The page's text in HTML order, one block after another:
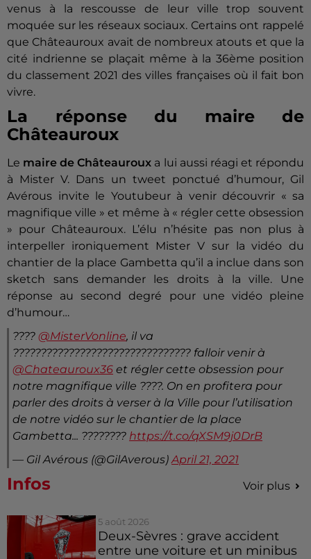
venus à la rescousse de leur ville trop souvent
moquée sur les réseaux sociaux. Certains ont rappelé
que Châteauroux avait de nombreux atouts et que la
cité indrienne se plaçait même à la 36ème position
du classement 2021 des villes françaises où il fait bon
vivre.
La réponse du maire de
Châteauroux
Le maire de Châteauroux a lui aussi réagi et répondu
à Mister V. Dans un tweet ponctué d’humour, Gil
Avérous invite le Youtubeur à venir découvrir « sa
magnifique ville » et même à « régler cette obsession
» pour Châteauroux. L’élu n’hésite pas non plus à
interpeller ironiquement Mister V sur la vidéo du
chantier de la place Gambetta qu’il a inclue dans son
sketch sans demander les droits à la ville. Une
réponse au second degré pour une vidéo pleine
d’humour…
???? @MisterVonline, il va
???????????????????????????????? falloir venir à
@Chateauroux36 et régler cette obsession pour
notre magnifique ville ????. On en profitera pour
parler des droits à verser à la Ville pour l’utilisation
de notre vidéo sur le chantier de la place
Gambetta... ???????? https://t.co/qXSM9j0DrB
— Gil Avérous (@GilAverous)April 21, 2021
Infos Voir plus
5 août 2026
Deux-Sèvres : grave accident
entre une voiture et un minibus